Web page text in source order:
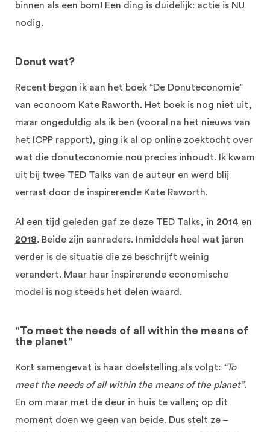
binnen als een bom! Een ding is duidelijk: actie is NU
nodig.
Donut wat?
Recent begon ik aan het boek “De Donuteconomie”
van econoom Kate Raworth. Het boek is nog niet uit,
maar ongeduldig als ik ben (vooral na het nieuws van
het ICPP rapport), ging ik al op online zoektocht over
wat die donuteconomie nou precies inhoudt. Ik kwam
uit bij twee TED Talks van de auteur en werd blij
verrast door de inspirerende Kate Raworth.
Al een tijd geleden gaf ze deze TED Talks, in 2014 en
2018. Beide zijn aanraders. Inmiddels heel wat jaren
verder is de situatie die ze beschrijft weinig
verandert. Maar haar inspirerende economische
model is nog steeds het delen waard.
"To meet the needs of all within the means of
the planet"
Kort samengevat is haar doelstelling als volgt: “To
meet the needs of all within the means of the planet”.
En om maar met de deur in huis te vallen; op dit
moment doen we geen van beide. Dus stelt ze –